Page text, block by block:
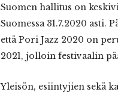
Suomen hallitus on
Suomessa 31.7.2020 asti.
että Pori Jazz 2020 on
2021, jolloin festivaalin
Yleisön, esiintyjien sekä